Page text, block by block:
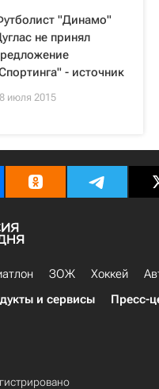
"Динамо"
не принял
- источник
июля 2015
ЗОЖ Хоккей
и сервисы Пресс-